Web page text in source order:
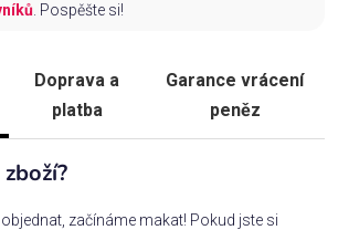
. Pospěšte si!
Doprava a
platba
Garance vrácení
peněz
začínáme makat! Pokud jste si